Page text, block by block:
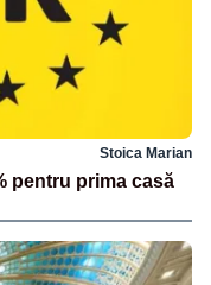
Stoica Marian
pentru prima casă